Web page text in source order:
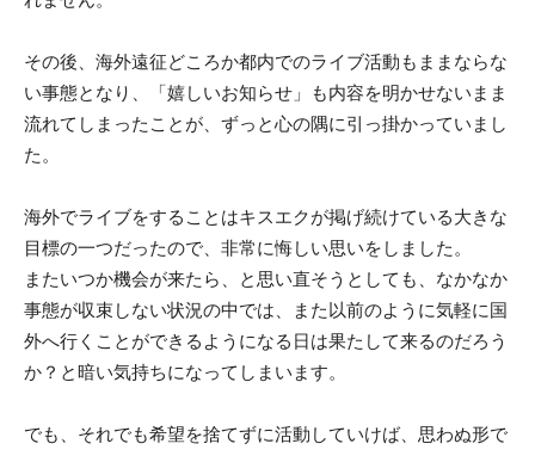
その後、海外遠征どころか都内でのライブ活動もままならな
い事態となり、「嬉しいお知らせ」も内容を明かせないまま
流れてしまったことが、ずっと心の隅に引っ掛かっていまし
た。
海外でライブをすることはキスエクが掲げ続けている大きな
目標の一つだったので、非常に悔しい思いをしました。
またいつか機会が来たら、と思い直そうとしても、なかなか
事態が収束しない状況の中では、また以前のように気軽に国
外へ行くことができるようになる日は果たして来るのだろう
か？と暗い気持ちになってしまいます。
でも、それでも希望を捨てずに活動していけば、思わぬ形で